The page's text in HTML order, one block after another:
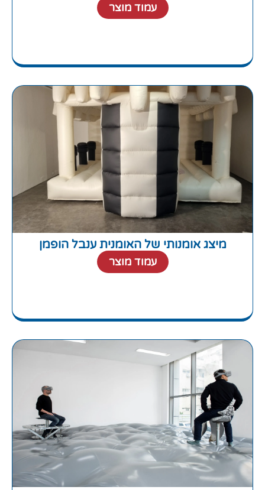
עמוד מוצר
מיצג אומנותי של האומנית ענבל הופמן
עמוד מוצר